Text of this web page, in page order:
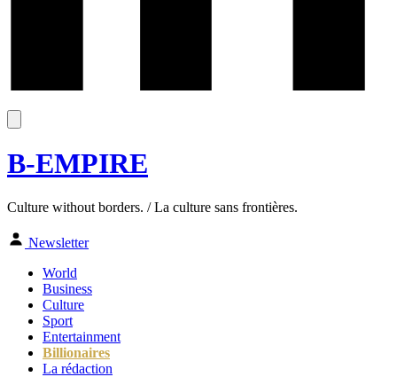
B-EMPIRE
Culture without borders. / La culture sans frontières.
Newsletter
World
Business
Culture
Sport
Entertainment
Billionaires
La rédaction